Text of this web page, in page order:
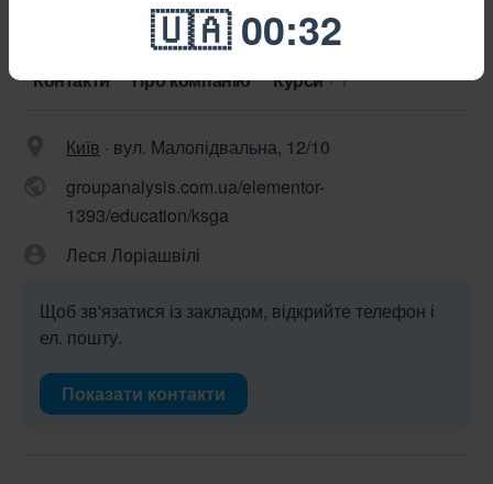
Контакти Про компанію Курси 1
Київ · вул. Малопідвальна, 12/10
groupanalysis.com.ua/elementor-
1393/education/ksga
Леся Лоріашвілі
Щоб зв'язатися із закладом, відкрийте телефон і
ел. пошту.
Показати контакти